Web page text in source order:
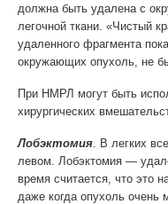
должна быть удалена с
легочной ткани. «Чистый
удаленного фрагмента
окружающих опухоль, не
При НМРЛ могут быть
хирургических
Лобэктомия . В легких
левом. Лобэктомия —
время считается, что это
даже когда опухоль очень